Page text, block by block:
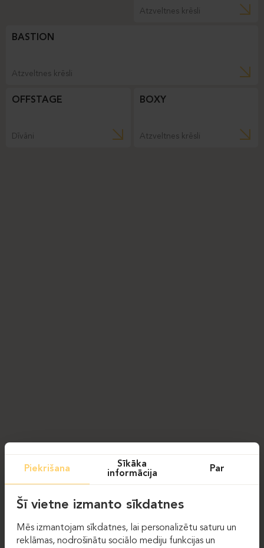
Atzveltnes krēsli
BASTION
Atzveltnes krēsli
OFFSTAGE
Dīvāni
BOXY
Atzveltnes krēsli
Piekrišana
Sīkāka
informācija
Par
Šī vietne izmanto sīkdatnes
Mēs izmantojam sīkdatnes, lai personalizētu saturu un
reklāmas, nodrošinātu sociālo mediju funkcijas un